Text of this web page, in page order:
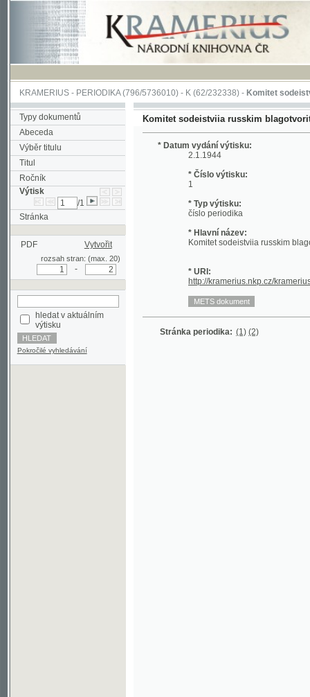
KRAMERIUS-PERIODIKA(796/5736010) -K(62/232338) -Komitet sodeistviia
Typy dokumentů
Abeceda
Výběr titulu
Titul
Ročník
Výtisk
/1
Stránka
PDF
rozsah stran: (max. 20)
výtisku
Pokročilé vyhledávání
Komitet sodeistviia russkim
* Datum vydání výtisku:
2.1.1944
* Číslo výtisku:
* Typ výtisku:
* Hlavní název:
Komitet sodeistviia russkim
* URI:
Stránka periodika: (1) (2)